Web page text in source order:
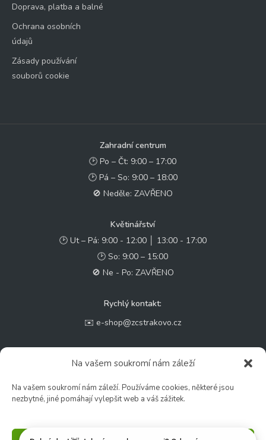
Na vašem soukromí nám záleží
Na vašem soukromí nám záleží. Používáme cookies, některé jsou
nezbytné, jiné pomáhají vylepšit web a váš zážitek.
Doprava, platba a balné
Ochrana osobních
údajů
Zásady používání
souborů cookie
Zahradní centrum
🕑 Po – Čt: 9:00 – 17:00
🕑 Pá – So: 9:00 – 18:00
🚫 Neděle: ZAVŘENO
Květinářství
🕑 Ut – Pá: 9:00 - 12:00 │ 13:00 - 17:00
🕑 So: 9:00 – 15:00
🚫 Ne - Po: ZAVŘENO
Rychlý kontakt:
✉️ e-shop@zcstrakovo.cz